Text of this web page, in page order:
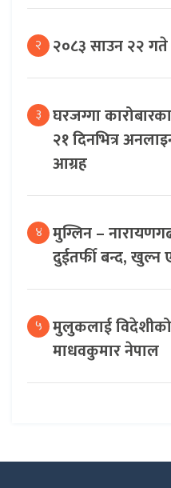
२ २०८३ साउन २२
३ घरजग्गा
२१ दिनभित्र
आग्रह
४ मुग्लिन –
दुईतर्फी बन्द, खुल्न
५ मुलुकलाई विदेशीको
माधवकुमार नेपाल